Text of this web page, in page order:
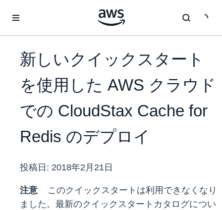
新しいクイックスタート
を使用した AWS クラウド
での CloudStax Cache for
Redis のデプロイ
投稿日: 2018年2月21日
注意
このクイックスタートは利用できなくなり
ました。最新のクイックスタートカタログについ